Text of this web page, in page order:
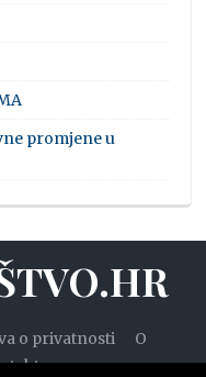
promjene u
o privatnosti
O